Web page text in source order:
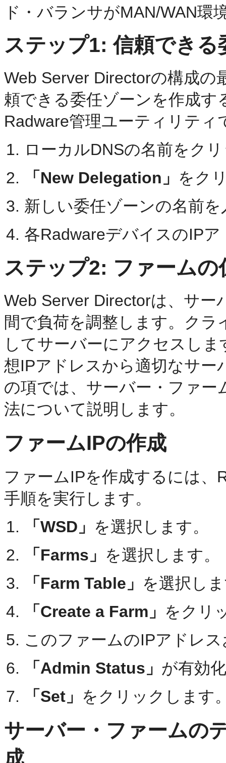
ド・バランサがMAN/WAN環
ステップ1: 信頼できる
Web Server Directorの構成の
頼できる委任ゾーンを作成
Radware管理ユーティリティ
ローカルDNSの名前をク
「New Delegation」 をク
新しい委任ゾーンの名前
各RadwareデバイスのIP
ステップ2: ファーム
Web Server Directorは、サー
間で負荷を調整します。ク
してサーバーにアクセスし
想IPアドレスから適切なサ
の項では、サーバー・ファー
法について説明します。
ファームIPの作成
ファームIPを作成するには
手順を実行します。
「WSD」 を選択します。
「Farms」 を選択します。
「Farm Table」 を選択し
「Create a Farm」 をクリ
このファームのIPアドレ
「Admin Status」 が有効
「Set」 をクリックします
サーバー・ファームの
成